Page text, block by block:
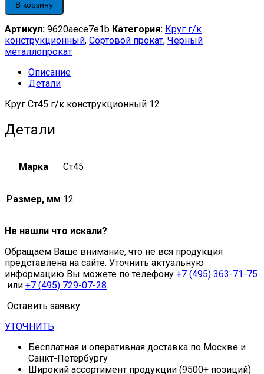
конструкционный
quantity
В корзину
Артикул: 9620aece7e1b Категория: Круг г/к
конструкционный, Сортовой прокат, Черный
металлопрокат
Описание
Детали
Круг Ст45 г/к конструкционный 12
Детали
Марка Ст45
Размер, мм 12
Не нашли что искали?
Обращаем Ваше внимание, что не вся продукция
представлена на сайте. Уточнить актуальную
информацию Вы можете по телефону +7 (495) 363-71-75
или +7 (495) 729-07-28.
Оставить заявку:
УТОЧНИТЬ
Бесплатная и оперативная доставка по Москве и
Санкт-Петербургу
Широкий ассортимент продукции (9500+ позиций)